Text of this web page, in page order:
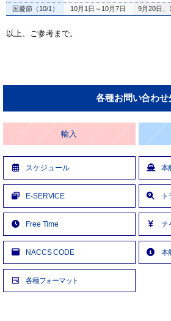
国慶節（10/1）
10月1日～10月7日 9月20日、
以上、ご参考まで。
各種お問い合わせ
輸入
スケジュール 本
E-SERVICE
Free Time チ
NACCS CODE 本
各種フォーマット